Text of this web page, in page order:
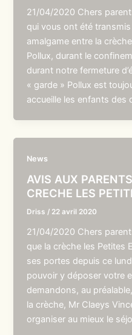
21/04/2020 Chers
qui vous ont été
amalgame entre la
Pollux, durant le
durant notre fermeture
« garde » Pollux est
accueille les enfants des
News
AVIS AUX
CRECHE LES
Driss / 22 avril 2020
21/04/2020 Chers
que la crèche les Petites
ses portes depuis ce
pouvoir y déposer votre
demandons, au
la crèche, Mr Claeys
organiser au mieux le